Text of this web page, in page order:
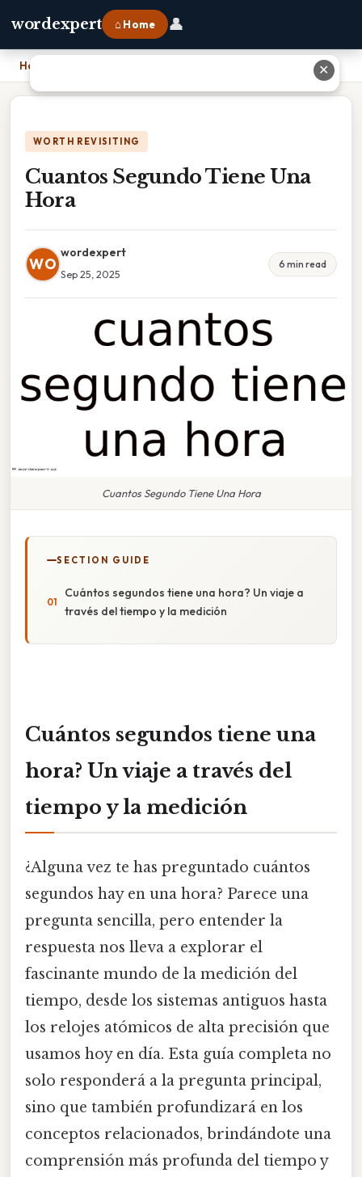
wordexpert ⌂ Home 👤
Home
WORTH REVISITING
Cuantos Segundo Tiene Una
Hora
WO
wordexpert
Sep 25, 2025
6 min read
Cuantos Segundo Tiene Una Hora
SECTION GUIDE
Cuántos segundos tiene una hora? Un viaje a
través del tiempo y la medición
Cuántos segundos tiene una
hora? Un viaje a través del
tiempo y la medición
¿Alguna vez te has preguntado cuántos
segundos hay en una hora? Parece una
pregunta sencilla, pero entender la
respuesta nos lleva a explorar el
fascinante mundo de la medición del
tiempo, desde los sistemas antiguos hasta
los relojes atómicos de alta precisión que
usamos hoy en día. Esta guía completa no
solo responderá a la pregunta principal,
sino que también profundizará en los
conceptos relacionados, brindándote una
comprensión más profunda del tiempo y
✕